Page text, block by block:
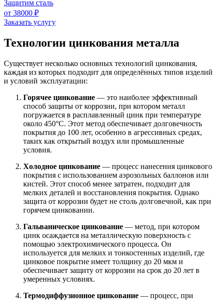
Защитим сталь
от 38000 ₽
Заказать услугу
Технологии цинкования металла
Существует несколько основных технологий цинкования,
каждая из которых подходит для определённых типов изделий
и условий эксплуатации:
Горячее цинкование — это наиболее эффективный
способ защиты от коррозии, при котором металл
погружается в расплавленный цинк при температуре
около 450°C. Этот метод обеспечивает долговечность
покрытия до 100 лет, особенно в агрессивных средах,
таких как открытый воздух или промышленные
условия.
Холодное цинкование — процесс нанесения цинкового
покрытия с использованием аэрозольных баллонов или
кистей. Этот способ менее затратен, подходит для
мелких деталей и восстановления покрытия. Однако
защита от коррозии будет не столь долговечной, как при
горячем цинковании.
Гальваническое цинкование — метод, при котором
цинк осаждается на металлическую поверхность с
помощью электрохимического процесса. Он
используется для мелких и тонкостенных изделий, где
цинковое покрытие имеет толщину до 20 мкм и
обеспечивает защиту от коррозии на срок до 20 лет в
умеренных условиях.
Термодиффузионное цинкование — процесс, при